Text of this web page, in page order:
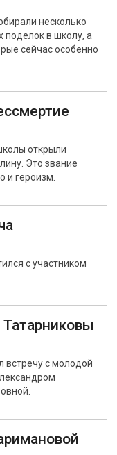
несколько
в школу, а
сейчас особенно
открыли
Это звание
и героизм.
с участником
встречу с молодой